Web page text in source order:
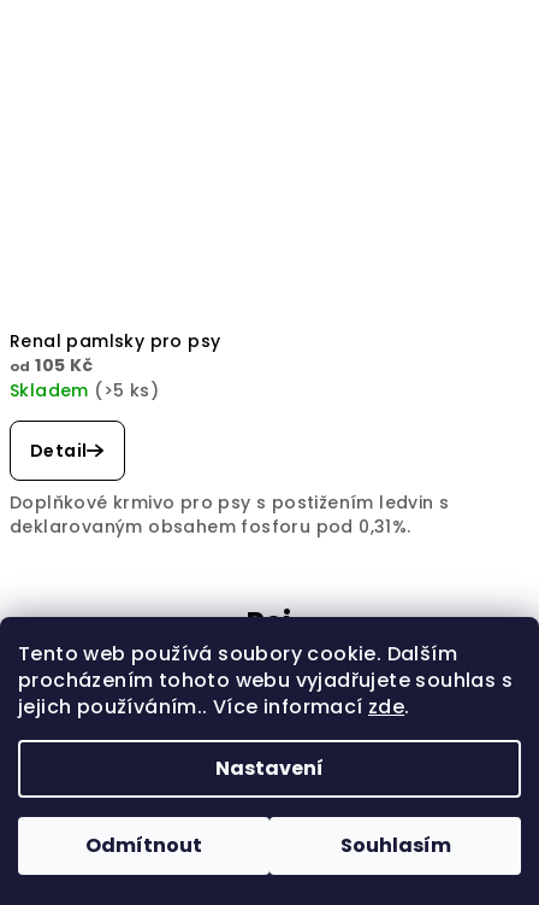
Tento web používá soubory cookie. Dalším
procházením tohoto webu vyjadřujete souhlas s
jejich používáním.. Více informací zde.
Nastavení
Odmítnout Souhlasím
Renal pamlsky pro psy
od 105 Kč
Skladem (>5 ks)
Detail
Doplňkové krmivo pro psy s postižením ledvin s
deklarovaným obsahem fosforu pod 0,31%.
Psi
Tip